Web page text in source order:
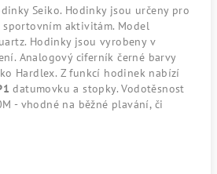
Seiko. Hodinky jsou určeny pro
sportovním aktivitám. Model
Hodinky jsou vyrobeny v
Analogový ciferník černé barvy
Hardlex. Z funkcí hodinek nabízí
datumovku a stopky. Vodotěsnost
- vhodné na běžné plavání, či